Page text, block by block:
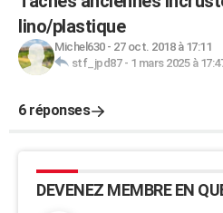
lino/plastique
Michel630- 27 oct. 2018 à 17:11
stf_jpd87- 1 mars 2025 à
6 réponses
DEVENEZ MEMBRE EN